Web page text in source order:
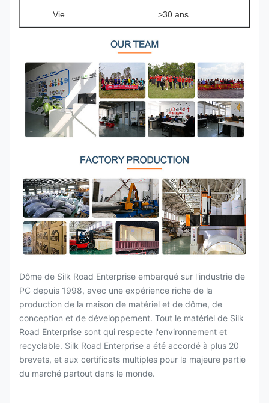
Vie >30 ans
Dôme de Silk Road Enterprise embarqué sur l'industrie de
PC depuis 1998, avec une expérience riche de la
production de la maison de matériel et de dôme, de
conception et de développement. Tout le matériel de Silk
Road Enterprise sont qui respecte l'environnement et
recyclable. Silk Road Enterprise a été accordé à plus 20
brevets, et aux certificats multiples pour la majeure partie
du marché partout dans le monde.